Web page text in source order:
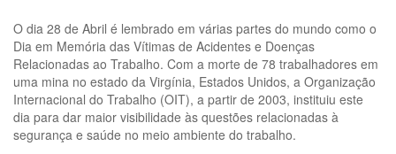
O dia 28 de Abril é lembrado em várias partes do mundo como o
Dia em Memória das Vítimas de Acidentes e Doenças
Relacionadas ao Trabalho. Com a morte de 78 trabalhadores em
uma mina no estado da Virgínia, Estados Unidos, a Organização
Internacional do Trabalho (OIT), a partir de 2003, instituiu este
dia para dar maior visibilidade às questões relacionadas à
segurança e saúde no meio ambiente do trabalho.